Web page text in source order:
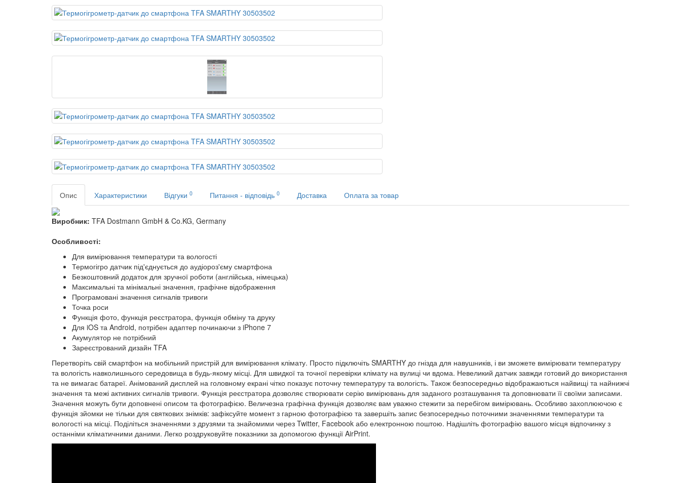
Опис Характеристики Відгуки 0 Питання - відповідь 0 Доставка Оплата за товар
Виробник: TFA Dostmann GmbH & Co.KG, Germany
Особливості:
Для вимірювання температури та вологості
Термогігро датчик під'єднується до аудіороз'єму смартфона
Безкоштовний додаток для зручної роботи (англійська, німецька)
Максимальні та мінімальні значення, графічне відображення
Програмовані значення сигналів тривоги
Точка роси
Функція фото, функція реєстратора, функція обміну та друку
Для iOS та Android, потрібен адаптер починаючи з iPhone 7
Акумулятор не потрібний
Зареєстрований дизайн TFA
Перетворіть свій смартфон на мобільний пристрій для вимірювання клімату. Просто підключіть SMARTHY до гнізда для навушників, і ви зможете вимірювати температуру
та вологість навколишнього середовища в будь-якому місці. Для швидкої та точної перевірки клімату на вулиці чи вдома. Невеликий датчик завжди готовий до використання
та не вимагає батареї. Анімований дисплей на головному екрані чітко показує поточну температуру та вологість. Також безпосередньо відображаються найвищі та найнижчі
значення та межі активних сигналів тривоги. Функція реєстратора дозволяє створювати серію вимірювань для заданого розташування та доповнювати її своїми записами.
Значення можуть бути доповнені описом та фотографією. Величезна графічна функція дозволяє вам уважно стежити за перебігом вимірювань. Особливо захоплюючою є
функція зйомки не тільки для святкових знімків: зафіксуйте момент з гарною фотографією та завершіть запис безпосередньо поточними значеннями температури та
вологості на місці. Поділіться значеннями з друзями та знайомими через Twitter, Facebook або електронною поштою. Надішліть фотографію вашого місця відпочинку з
останніми кліматичними даними. Легко роздруковуйте показники за допомогою функції AirPrint.